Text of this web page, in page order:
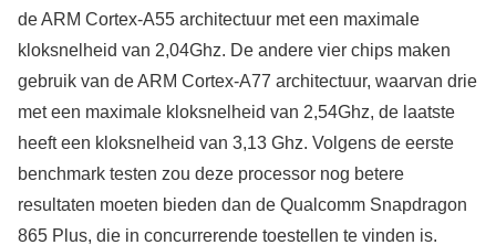
de ARM Cortex-A55 architectuur met een maximale
kloksnelheid van 2,04Ghz. De andere vier chips maken
gebruik van de ARM Cortex-A77 architectuur, waarvan drie
met een maximale kloksnelheid van 2,54Ghz, de laatste
heeft een kloksnelheid van 3,13 Ghz. Volgens de eerste
benchmark testen zou deze processor nog betere
resultaten moeten bieden dan de Qualcomm Snapdragon
865 Plus, die in concurrerende toestellen te vinden is.